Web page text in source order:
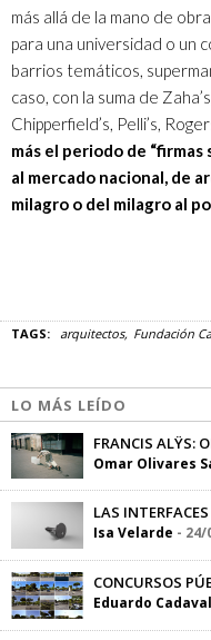
más allá de la mano de
para una universidad o un
barrios temáticos,
caso, con la suma de
Chipperfield’s, Pelli’s,
más el periodo de
al mercado nacional, de
milagro o del milagro al
TAGS: arquitectos Fundación
LO MÁS LEÍDO
FRANCIS ALŸS:
Omar Olivares
LAS
Isa Velarde - 24/
CONCURSOS
Eduardo Cadaval